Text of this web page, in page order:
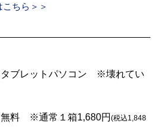
ちら＞＞
タブレットパソコン ※壊れてい
無料 ※通常１箱1,680円(税込1,848